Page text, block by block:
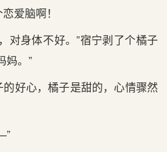
爱脑啊！
对身体不‌好。”宿宁剥了个橘子
妈。”
好心‌，橘子是‌甜的，心‌情骤然